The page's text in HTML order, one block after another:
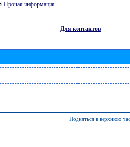
Прочая информация
Для контактов
Подняться в верхнюю